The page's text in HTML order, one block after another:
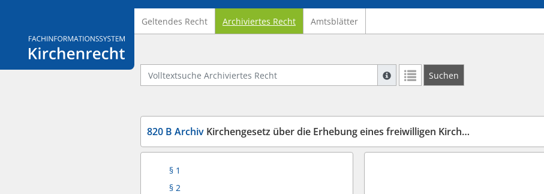
Logo Fachinformationssystem Kirchenrecht
Geltendes Recht Archiviertes Recht Amtsblätter
Volltextsuche Archiviertes Recht
Suche mit Platzhalter "*", Bsp.
Suchen
820 B Archiv Kirchengesetz über die Erhebung eines freiwilligen Kirchgeldes in der ELKTh
§ 1
§ 2